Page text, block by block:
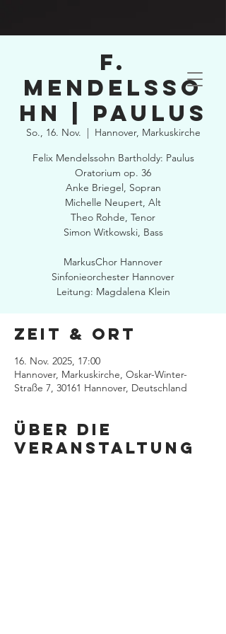
F.
Mendelsso
hn | Paulus
So., 16. Nov.
  |
Hannover, Markuskirche
Felix Mendelssohn Bartholdy: Paulus
Oratorium op. 36
Anke Briegel, Sopran
Michelle Neupert, Alt
Theo Rohde, Tenor
Simon Witkowski, Bass
MarkusChor Hannover
Sinfonieorchester Hannover
Leitung: Magdalena Klein
Zeit & Ort
16. Nov. 2025, 17:00
Hannover, Markuskirche, Oskar-Winter-
Straße 7, 30161 Hannover, Deutschland
Über die
Veranstaltung